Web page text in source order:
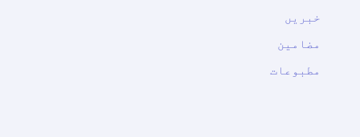
خبریں
مضامین
مطبوعات